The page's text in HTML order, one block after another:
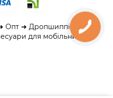
Опт ➜ Дропшиппінг ➜
для мобільних